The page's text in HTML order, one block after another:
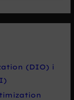
(DIO) i